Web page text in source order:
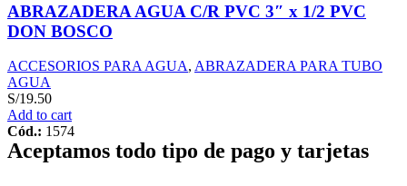
ABRAZADERA AGUA C/R PVC 3″ x 1/2 PVC
DON BOSCO
ACCESORIOS PARA AGUA, ABRAZADERA PARA TUBO
AGUA
S/19.50
Add to cart
Cód.: 1574
Aceptamos todo tipo de pago y tarjetas